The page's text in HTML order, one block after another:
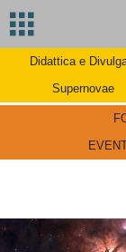
Didattica e
Supernovae